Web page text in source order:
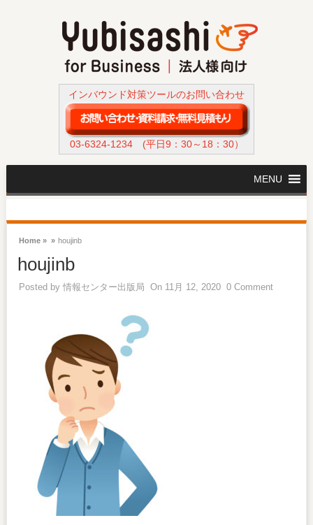
インバウンド対策ツールのお問い合わせ
03-6324-1234(平日9：30～18：30）
MENU
Home » » houjinb
houjinb
Posted by 情報センター出版局 On 11月 12, 2020 0 Comment